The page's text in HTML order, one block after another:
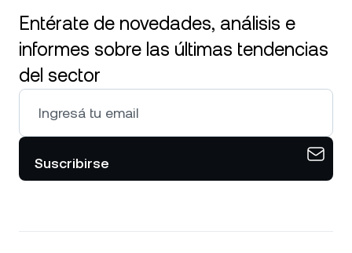
Entérate de novedades, análisis e
informes sobre las últimas tendencias
del sector
Suscribirse